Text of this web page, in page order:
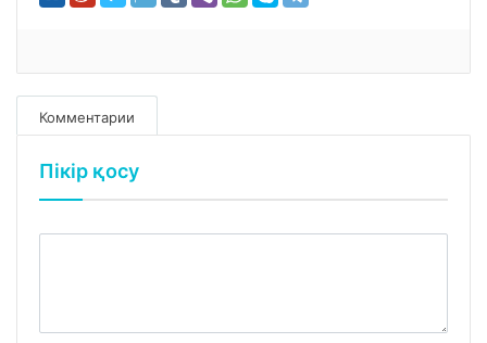
Комментарии
Пікір қосу